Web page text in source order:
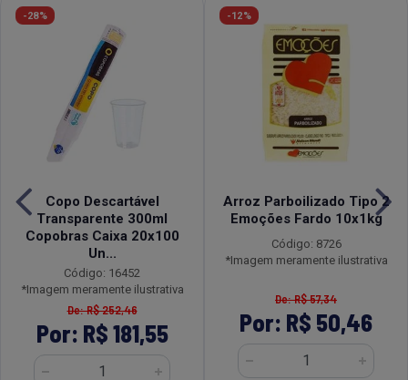
-28%
Copo Descartável
Transparente 300ml
Copobras Caixa 20x100
Un...
Código: 16452
*Imagem meramente ilustrativa
De: R$ 252,46
Por: R$ 181,55
-12%
Arroz Parboilizado Tipo 2
Emoções Fardo 10x1kg
Código: 8726
*Imagem meramente ilustrativa
De: R$ 57,34
Por: R$ 50,46